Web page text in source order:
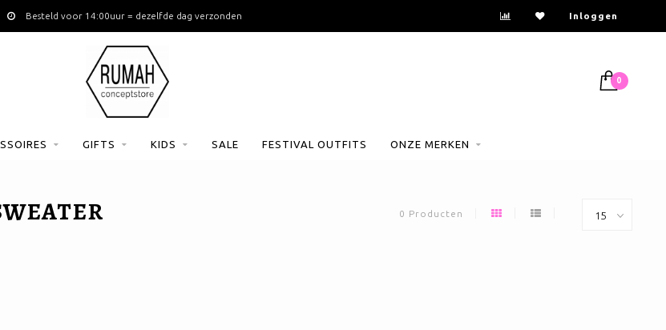
Besteld voor 14:00uur = dezelfde dag verzonden Inloggen
0
GIFTS KIDS SALE FESTIVAL OUTFITS ONZE MERKEN
0 Producten